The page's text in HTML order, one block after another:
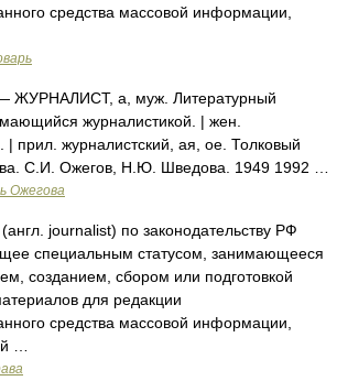
средства массовой информации,
ЖУРНАЛИСТ, а, муж. Литературный
журналистикой. | жен.
| прил. журналистский, ая, ое. Толковый
С.И. Ожегов, Н.Ю. Шведова. 1949 1992 …
Ожегова
journalist) по законодательству РФ
специальным статусом, занимающееся
созданием, сбором или подготовкой
для редакции
средства массовой информации,
…